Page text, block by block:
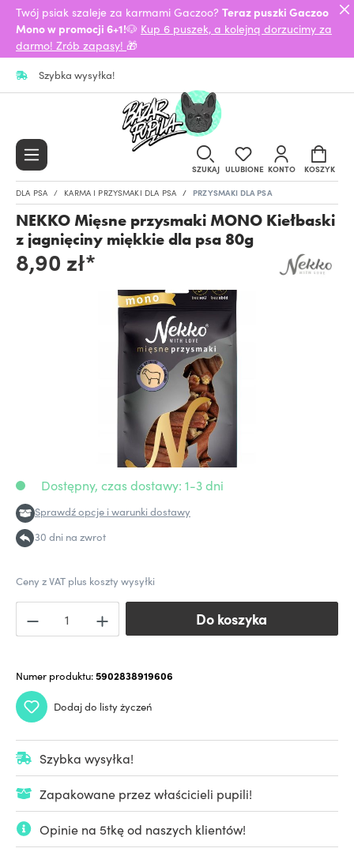
Twój psiak szaleje za karmami Gaczoo? Teraz puszki Gaczoo
Mono w promocji 6+1!🐶 Kup 6 puszek, a kolejną dorzucimy za
darmo! Zrób zapasy! 🎁
Szybka wysyłka!
SZUKAJ ULUBIONE KONTO KOSZYK
DLA PSA KARMA I PRZYSMAKI DLA PSA PRZYSMAKI DLA PSA
NEKKO Mięsne przysmaki MONO Kiełbaski
z jagnięciny miękkie dla psa 80g
8,90 zł*
Dostępny, czas dostawy: 1-3 dni
Sprawdź opcje i warunki dostawy
30 dni na zwrot
Ceny z VAT plus koszty wysyłki
Do koszyka
Do koszyka
Numer produktu:5902838919606
Dodaj do listy życzeń
Szybka wysyłka!
Zapakowane przez właścicieli pupili!
Opinie na 5tkę od naszych klientów!